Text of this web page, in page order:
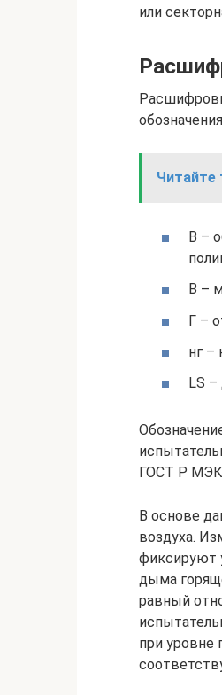
или
Читайте
В –
В –
Г –
нг –
LS –
ГОСТ Р МЭК
В основе
воздуха.
фиксируют
дыма
равный
при уровне